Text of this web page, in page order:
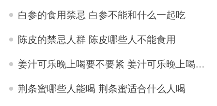
2023-10-31
白参的食用禁忌 白参不能和什么一起吃
2023-10-31
陈皮的禁忌人群 陈皮哪些人不能食用
2023-10-31
姜汁可乐晚上喝要不要紧 姜汁可乐晚上喝要紧吗
2023-10-31
荆条蜜哪些人能喝 荆条蜜适合什么人喝